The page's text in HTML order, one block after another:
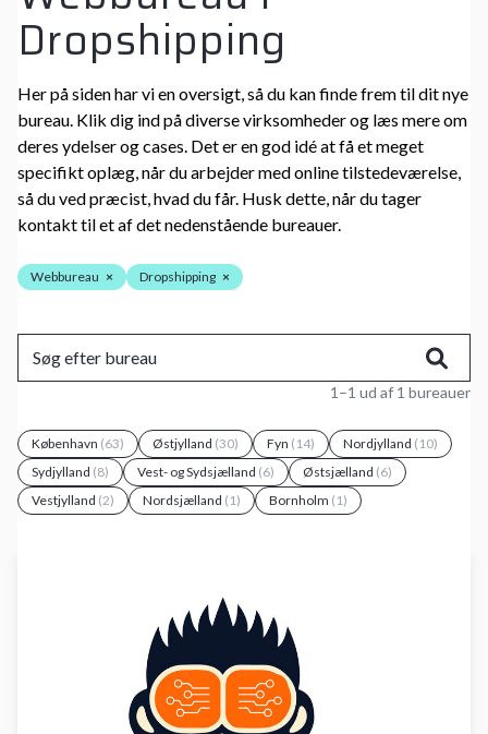
Dropshipping
Her på siden har vi en oversigt, så du kan finde frem til dit nye
bureau. Klik dig ind på diverse virksomheder og læs mere om
deres ydelser og cases. Det er en god idé at få et meget
specifikt oplæg, når du arbejder med online tilstedeværelse,
så du ved præcist, hvad du får. Husk dette, når du tager
kontakt til et af det nedenstående bureauer.
Webbureau × Dropshipping ×
1–1 ud af 1 bureauer
København (63) Østjylland (30) Fyn (14) Nordjylland (10)
Sydjylland (8) Vest- og Sydsjælland (6) Østsjælland (6)
Vestjylland (2) Nordsjælland (1) Bornholm (1)